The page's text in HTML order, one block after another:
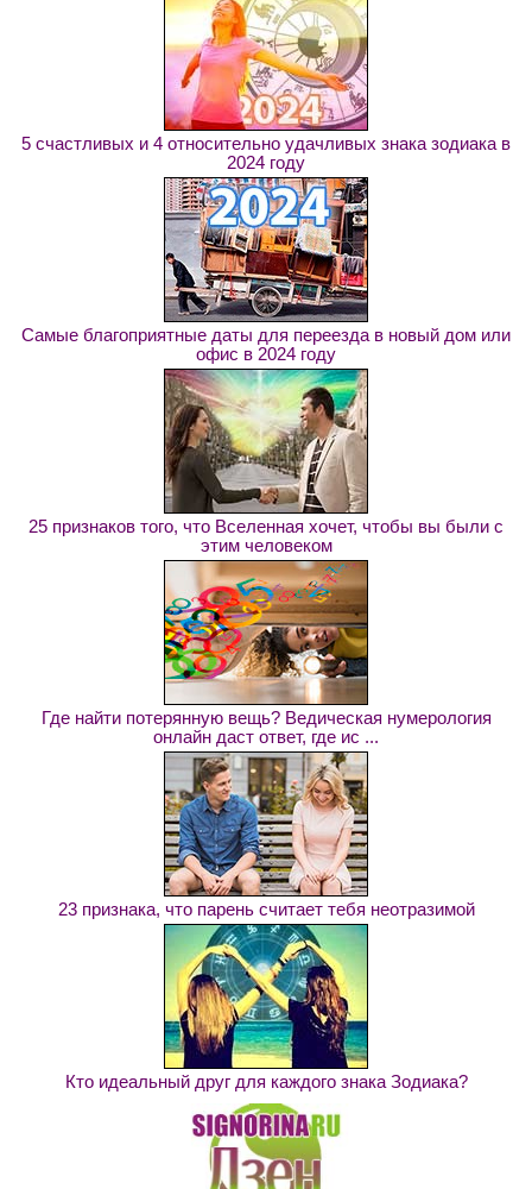
5 счастливых и 4 относительно удачливых знака зодиака в
2024 году
Самые благоприятные даты для переезда в новый дом или
офис в 2024 году
25 признаков того, что Вселенная хочет, чтобы вы были с
этим человеком
Где найти потерянную вещь? Ведическая нумерология
онлайн даст ответ, где ис ...
23 признака, что парень считает тебя неотразимой
Кто идеальный друг для каждого знака Зодиака?